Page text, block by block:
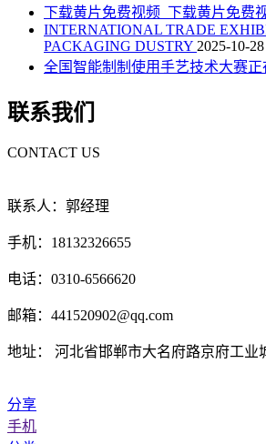
下载黄片免费视频_下载黄片免费
INTERNATIONAL TRADE
PACKAGING DUSTRY 2025-10-28
全国智能制制使用手艺技术大赛正
联系我们
CONTACT US
联系人：郭经理
手机：18132326655
电话：0310-6566620
邮箱：441520902@qq.com
地址： 河北省邯郸市大名府路京府工业
分享
手机